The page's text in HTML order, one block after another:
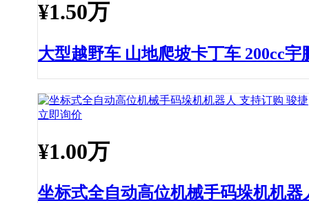
¥1.50万
大型越野车 山地爬坡卡丁车 200cc宇
立即询价
¥1.00万
坐标式全自动高位机械手码垛机机器